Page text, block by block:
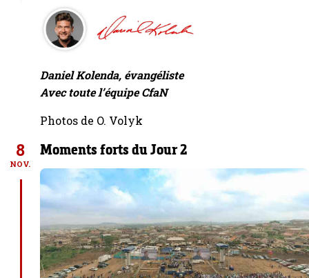
Daniel Kolenda, évangéliste
Avec toute l’équipe CfaN
Photos de O. Volyk
8
NOV.
Moments forts du Jour 2